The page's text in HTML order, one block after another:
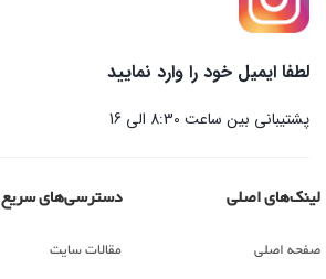
لطفا ایمیل خود را وارد نمایید
پشتیبانی بین ساعت 8:30 الی 16
لینک‌های اصلی
صفحه اصلی
دسترسی‌های سریع
مقالات سایت